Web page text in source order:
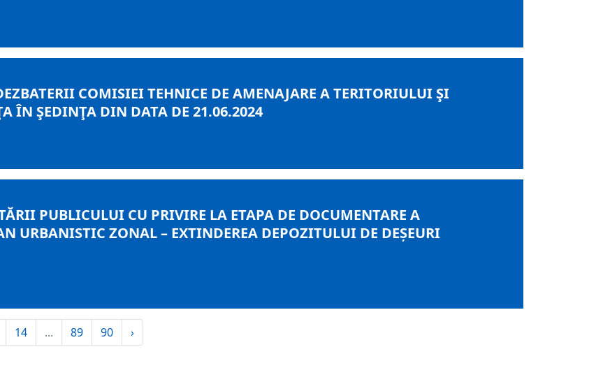
COMISIEI TEHNICE DE AMENAJARE A TERITORIULUI ŞI
ÎN ŞEDINŢA DIN DATA DE 21.06.2024
PUBLICULUI CU PRIVIRE LA ETAPA DE DOCUMENTARE A
URBANISTIC ZONAL – EXTINDEREA DEPOZITULUI DE DEȘEURI
14 ... 89 90 ›